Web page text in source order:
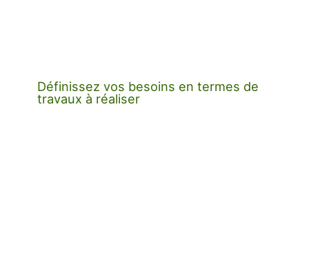
Définissez vos besoins en termes de
travaux à réaliser